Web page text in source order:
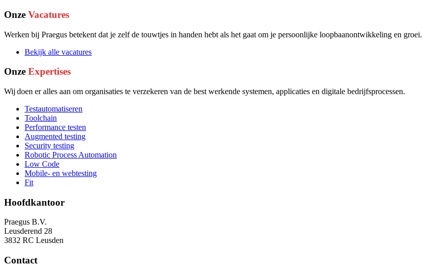
Onze Vacatures
Werken bij Praegus betekent dat je zelf de touwtjes in handen hebt als het gaat om je persoonlijke loopbaanontwikkeling en groei.
Bekijk alle vacatures
Onze Expertises
Wij doen er alles aan om organisaties te verzekeren van de best werkende systemen, applicaties en digitale bedrijfsprocessen.
Testautomatiseren
Toolchain
Performance testen
Augmented testing
Security testing
Robotic Process Automation
Low Code
Mobile- en webtesting
Fit
Hoofdkantoor
Praegus B.V.
Leusderend 28
3832 RC Leusden
Contact